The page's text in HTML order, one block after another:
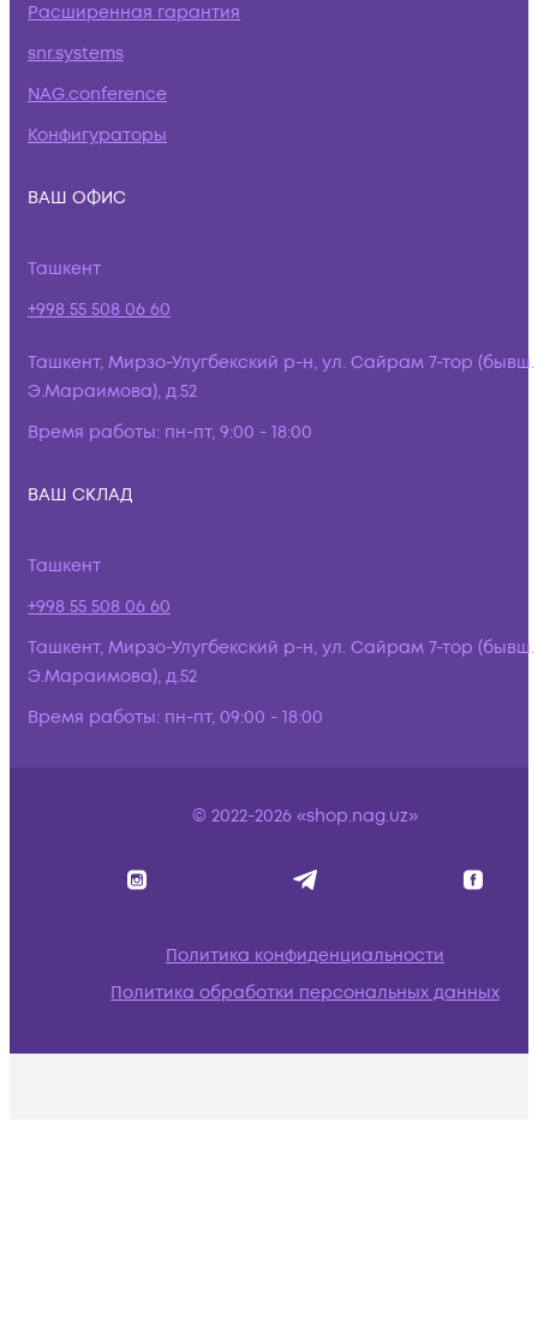
Расширенная гарантия
snr.systems
NAG.conference
Конфигураторы
ВАШ ОФИС
Ташкент
+998 55 508 06 60
Ташкент, Мирзо-Улугбекский р-н, ул. Сайрам 7-тор (бывш.
Э.Мараимова), д.52
Время работы: пн-пт, 9:00 - 18:00
ВАШ СКЛАД
Ташкент
+998 55 508 06 60
Ташкент, Мирзо-Улугбекский р-н, ул. Сайрам 7-тор (бывш.
Э.Мараимова), д.52
Время работы: пн-пт, 09:00 - 18:00
© 2022-2026 «shop.nag.uz»
Политика конфиденциальности
Политика обработки персональных данных